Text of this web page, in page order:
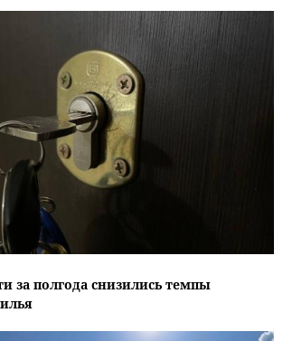
за полгода снизились темпы